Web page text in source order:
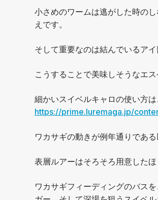
小さめのワームは逃がした時の
えです。
そして重要なのは結んでいるア
こうすることで美味しそうなエ
細かいスイベルキャロの使い方
https://prime.luremaga.jp/
ワカサギの動きが例年通りであ
表層ルアーはそろそろ用意したほ
ワカサギフィーディングのバス